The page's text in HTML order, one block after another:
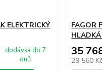
ELEKTRICKÝ
dodávka do 7
dnů
FAGOR
35
29 560 Kč